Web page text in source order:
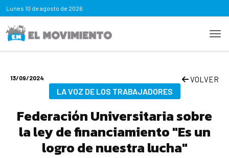
Lunes 10 de agosto de 2026
13/09/2024 VOLVER
LA VOZ DE LOS TRABAJADORES
Federación Universitaria sobre
la ley de financiamiento "Es un
logro de nuestra lucha"